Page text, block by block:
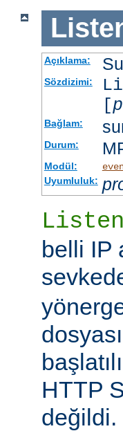
Açıklama:
Sözdizimi:
[
Bağlam:
Durum:
Modül:
Uyumluluk:
Listen
belli IP
HTTP
değildi.